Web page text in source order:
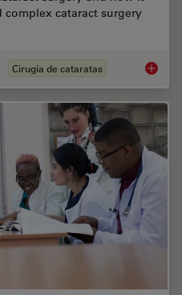
cataract surgery
Cirugía de cataratas